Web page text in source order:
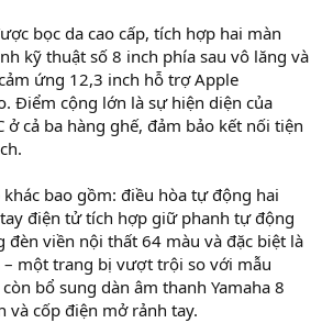
bọc da cao cấp, tích hợp hai màn
kỹ thuật số 8 inch phía sau vô lăng và
ứng 12,3 inch hỗ trợ Apple
Điểm cộng lớn là sự hiện diện của
ở cả ba hàng ghế, đảm bảo kết nối tiện
khác bao gồm: điều hòa tự động hai
điện tử tích hợp giữ phanh tự động
đèn viền nội thất 64 màu và đặc biệt là
– một trang bị vượt trội so với mẫu
bổ sung dàn âm thanh Yamaha 8
và cốp điện mở rảnh tay.